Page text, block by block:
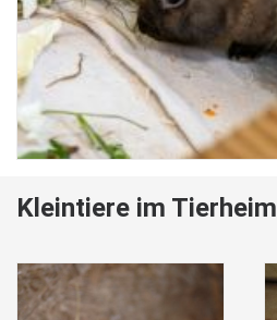
Kleintiere im Tierheim